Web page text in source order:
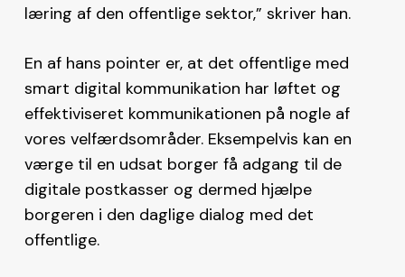
læring af den offentlige sektor,” skriver han.
En af hans pointer er, at det offentlige med
smart digital kommunikation har løftet og
effektiviseret kommunikationen på nogle af
vores velfærdsområder. Eksempelvis kan en
værge til en udsat borger få adgang til de
digitale postkasser og dermed hjælpe
borgeren i den daglige dialog med det
offentlige.